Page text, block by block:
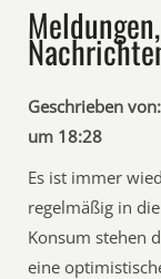
Geschrieben von:
um 18:28
Es ist immer
regelmäßig in
Konsum stehen
eine